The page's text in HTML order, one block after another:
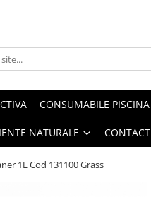
CONSUMABILE PISCINA
NATURALE CONTACT
1L Cod 131100 Grass